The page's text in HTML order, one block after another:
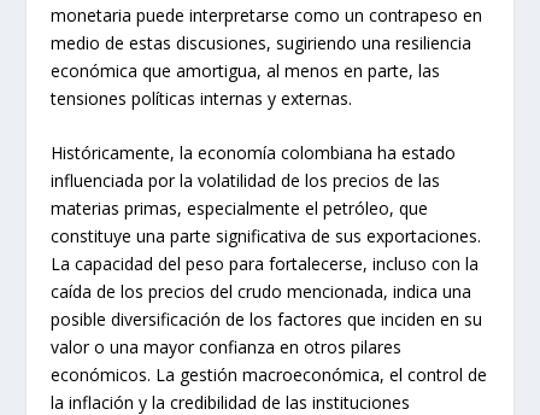
monetaria puede interpretarse como un contrapeso en
medio de estas discusiones, sugiriendo una resiliencia
económica que amortigua, al menos en parte, las
tensiones políticas internas y externas.
Históricamente, la economía colombiana ha estado
influenciada por la volatilidad de los precios de las
materias primas, especialmente el petróleo, que
constituye una parte significativa de sus exportaciones.
La capacidad del peso para fortalecerse, incluso con la
caída de los precios del crudo mencionada, indica una
posible diversificación de los factores que inciden en su
valor o una mayor confianza en otros pilares
económicos. La gestión macroeconómica, el control de
la inflación y la credibilidad de las instituciones